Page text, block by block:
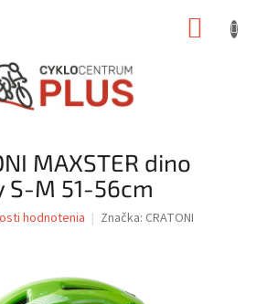
MAXSTER dino
S-M 51-56cm
hodnotenia Značka: CRATONI